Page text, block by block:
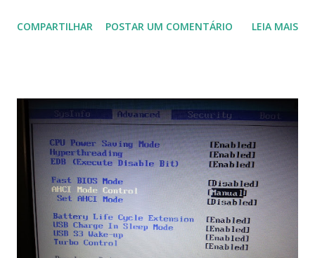
Na última versão 0.100, a coleção contém mais de 8.000
COMPARTILHAR POSTAR UM COMENTÁRIO LEIA MAIS